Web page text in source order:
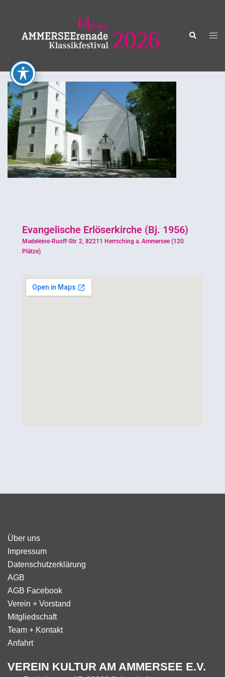
Evangelische Erlöserkirche (Bj. 1956)
Madeleine-Ruoff-Str. 2, 82211 Herrsching a. Ammersee (120
Plätze)
Über uns
Impressum
Datenschutzerklärung
AGB
AGB Facebook
Verein + Vorstand
Mitgliedschaft
Team + Kontakt
Anfahrt
VEREIN KULTUR AM AMMERSEE E.V.